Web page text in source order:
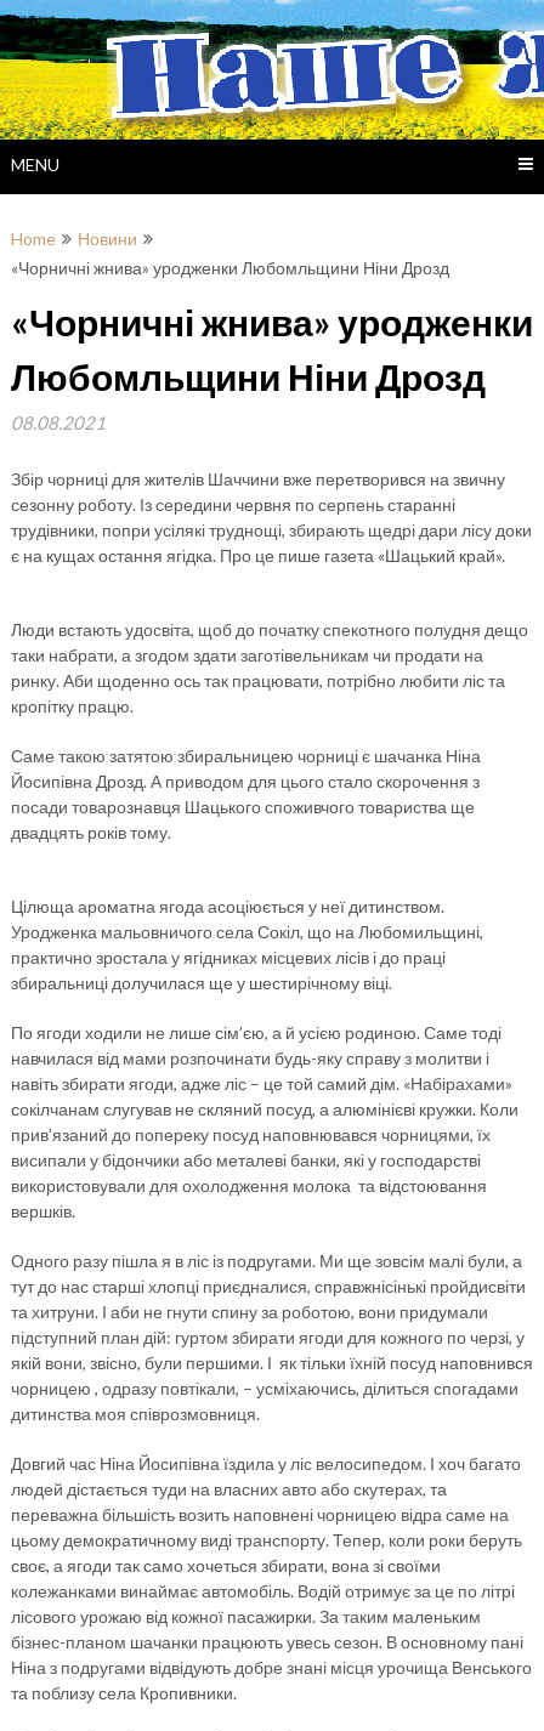
Skip
to
content
MENU
Home
Новини
«Чорничні жнива» уродженки Любомльщини Ніни Дрозд
«Чорничні жнива» уродженки
Любомльщини Ніни Дрозд
08.08.2021
Збір чорниці для жителів Шаччини вже перетворився на звичну
сезонну роботу. Із середини червня по серпень старанні
трудівники, попри усілякі труднощі, збирають щедрі дари лісу доки
є на кущах остання ягідка. Про це пише газета «Шацький край».
Люди встають удосвіта, щоб до початку спекотного полудня дещо
таки набрати, а згодом здати заготівельникам чи продати на
ринку. Аби щоденно ось так працювати, потрібно любити ліс та
кропітку працю.
Саме такою затятою збиральницею чорниці є шачанка Ніна
Йосипівна Дрозд. А приводом для цього стало скорочення з
посади товарознавця Шацького споживчого товариства ще
двадцять років тому.
Цілюща ароматна ягода асоціюється у неї дитинством.
Уродженка мальовничого села Сокіл, що на Любомильщині,
практично зростала у ягідниках місцевих лісів і до праці
збиральниці долучилася ще у шестирічному віці.
По ягоди ходили не лише сім’єю, а й усією родиною. Саме тоді
навчилася від мами розпочинати будь-яку справу з молитви і
навіть збирати ягоди, адже ліс – це той самий дім. «Набірахами»
сокілчанам слугував не скляний посуд, а алюмінієві кружки. Коли
прив’язаний до попереку посуд наповнювався чорницями, їх
висипали у бідончики або металеві банки, які у господарстві
використовували для охолодження молока та відстоювання
вершків.
Одного разу пішла я в ліс із подругами. Ми ще зовсім малі були, а
тут до нас старші хлопці приєдналися, справжнісінькі пройдисвіти
та хитруни. І аби не гнути спину за роботою, вони придумали
підступний план дій: гуртом збирати ягоди для кожного по черзі, у
якій вони, звісно, були першими. І як тільки їхній посуд наповнився
чорницею , одразу повтікали, – усміхаючись, ділиться спогадами
дитинства моя співрозмовниця.
Довгий час Ніна Йосипівна їздила у ліс велосипедом. І хоч багато
людей дістається туди на власних авто або скутерах, та
переважна більшість возить наповнені чорницею відра саме на
цьому демократичному виді транспорту. Тепер, коли роки беруть
своє, а ягоди так само хочеться збирати, вона зі своїми
колежанками винаймає автомобіль. Водій отримує за це по літрі
лісового урожаю від кожної пасажирки. За таким маленьким
бізнес-планом шачанки працюють увесь сезон. В основному пані
Ніна з подругами відвідують добре знані місця урочища Венського
та поблизу села Кропивники.